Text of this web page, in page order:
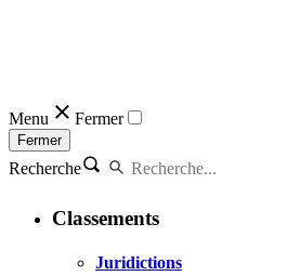
Menu Fermer
Fermer
Recherche
Classements
Juridictions